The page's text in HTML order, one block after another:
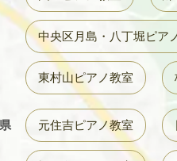
中央区月島・八丁堀ピア
東村山ピアノ教室
元住吉ピアノ教室